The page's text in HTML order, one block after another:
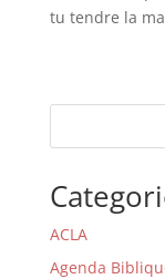
tu tendre la
ACLA
Agenda